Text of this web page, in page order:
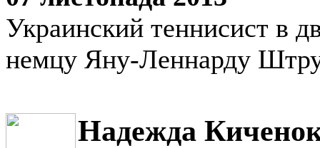
Украинский теннисист в
немцу Яну-Леннарду
Надежда